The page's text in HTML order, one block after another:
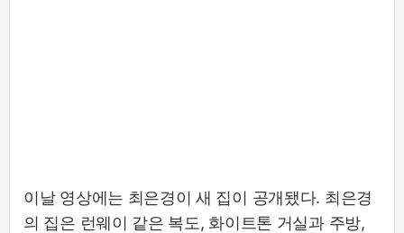
이날 영상에는 최은경이 새 집이 공개됐다. 최은경
의 집은 런웨이 같은 복도, 화이트톤 거실과 주방,